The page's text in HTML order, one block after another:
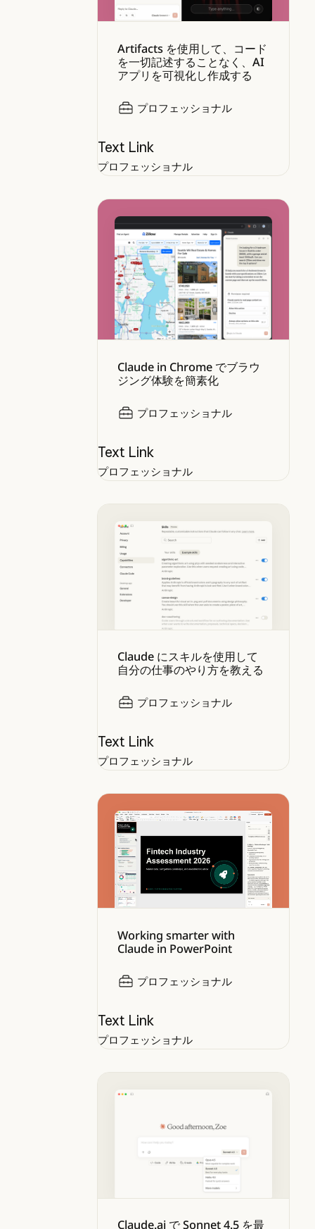
Artifacts を使用して、コード
を一切記述することなく、AI
アプリを可視化し作成する
プロフェッショナル
Text Link
プロフェッショナル
Claude in Chrome でブラウ
ジング体験を簡素化
プロフェッショナル
Claude in Chrome でブラウジング
Text Link
プロフェッショナル
Claude にスキルを使用して
自分の仕事のやり方を教える
プロフェッショナル
Claude にスキルを使用して自分の
Text Link
プロフェッショナル
Working smarter with
Claude in PowerPoint
プロフェッショナル
Working smarter with Claude in
Text Link
プロフェッショナル
Claude.ai で Sonnet 4.5 を最
Claude.ai で Sonnet 4.5 を最大限に